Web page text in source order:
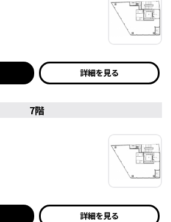
詳細を見る
7階
詳細を見る